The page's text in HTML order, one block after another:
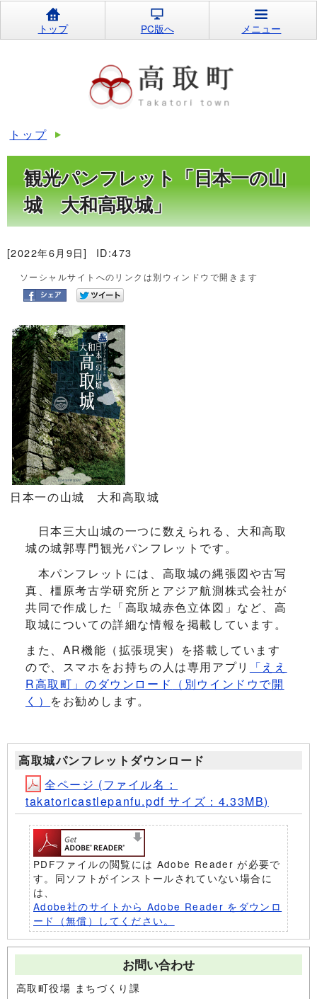
トップ PC版へ メニュー
トップ
観光パンフレット「日本一の山
城 大和高取城」
[2022年6月9日] ID:473
ソーシャルサイトへのリンクは別ウィンドウで開きます
日本一の山城 大和高取城
日本三大山城の一つに数えられる、大和高取
城の城郭専門観光パンフレットです。
本パンフレットには、高取城の縄張図や古写
真、橿原考古学研究所とアジア航測株式会社が
共同で作成した「高取城赤色立体図」など、高
取城についての詳細な情報を掲載しています。
また、AR機能（拡張現実）を搭載しています
ので、スマホをお持ちの人は専用アプリ
「ええ
R高取町」のダウンロード （別ウインドウで開
く） をお勧めします。
高取城パンフレットダウンロード
全ページ (ファイル名：
takatoricastlepanfu.pdf サイズ：4.33MB)
PDFファイルの閲覧には Adobe Reader が必要で
す。同ソフトがインストールされていない場合に
は、
Adobe社のサイトから Adobe Reader をダウンロ
ード（無償）してください。
お問い合わせ
高取町役場 まちづくり課